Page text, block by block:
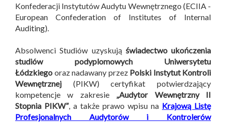
Konfederacji Instytutów Audytu Wewnętrznego (ECIIA -
European Confederation of Institutes of Internal
Auditing).
Absolwenci Studiów uzyskują świadectwo ukończenia
studiów podyplomowych Uniwersytetu
Łódzkiego oraz nadawany przez Polski Instytut Kontroli
Wewnętrznej (PIKW) certyfikat potwierdzający
kompetencje w zakresie „Audytor Wewnętrzny II
Stopnia PIKW”, a także prawo wpisu na Krajową Listę
Profesjonalnych Audytorów i Kontrolerów